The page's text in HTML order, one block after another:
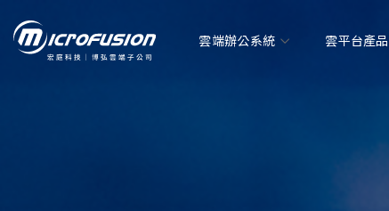
雲端辦公系統 雲平台產品